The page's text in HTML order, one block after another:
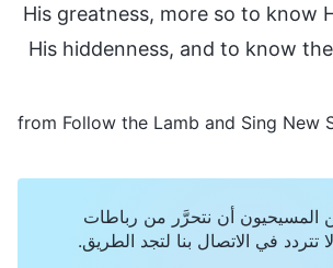
His greatness, more so to know
His hiddenness, and to know
from Follow the Lamb and Sing New
المسيحيون أن نتحرَّر من رباطات
تتردد في الاتصال بنا لتجد الطريق.